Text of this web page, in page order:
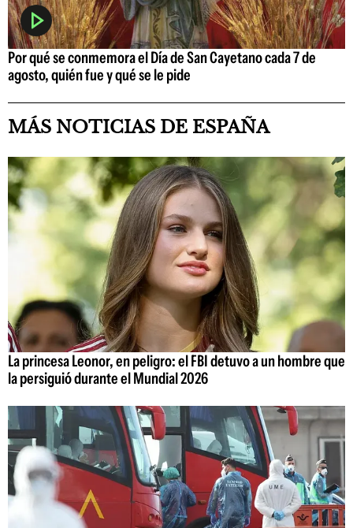
Por qué se conmemora el Día de San Cayetano cada 7 de
agosto, quién fue y qué se le pide
MÁS NOTICIAS DE ESPAÑA
La princesa Leonor, en peligro: el FBI detuvo a un hombre que
la persiguió durante el Mundial 2026